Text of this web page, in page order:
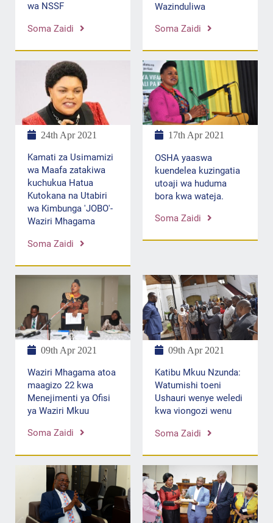
wa NSSF
Soma Zaidi
Wazinduliwa
Soma Zaidi
24th Apr 2021
Kamati za Usimamizi
wa Maafa zatakiwa
kuchukua Hatua
Kutokana na Utabiri
wa Kimbunga 'JOBO'-
Waziri Mhagama
Soma Zaidi
17th Apr 2021
OSHA yaaswa
kuendelea kuzingatia
utoaji wa huduma
bora kwa wateja.
Soma Zaidi
09th Apr 2021
Waziri Mhagama atoa
maagizo 22 kwa
Menejimenti ya Ofisi
ya Waziri Mkuu
Soma Zaidi
09th Apr 2021
Katibu Mkuu Nzunda:
Watumishi toeni
Ushauri wenye weledi
kwa viongozi wenu
Soma Zaidi